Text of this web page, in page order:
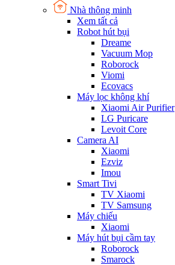
Nhà thông minh
Xem tất cả
Robot hút bụi
Dreame
Vacuum Mop
Roborock
Viomi
Ecovacs
Máy lọc không khí
Xiaomi Air Purifier
LG Puricare
Levoit Core
Camera AI
Xiaomi
Ezviz
Imou
Smart Tivi
TV Xiaomi
TV Samsung
Máy chiếu
Xiaomi
Máy hút bụi cầm tay
Roborock
Smarock